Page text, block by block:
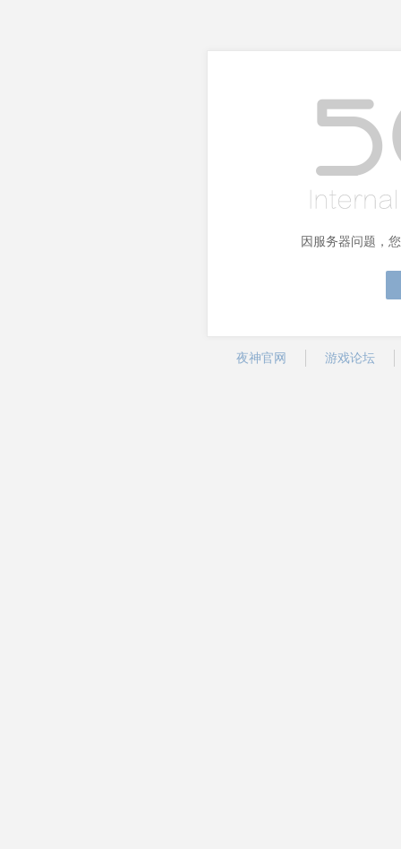
因服务器问题，
夜神官网 游戏论坛